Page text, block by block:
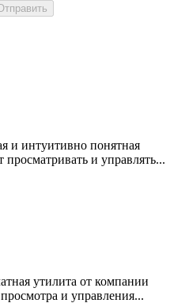
и интуитивно понятная
просматривать и управлять...
утилита от компании
и управления...